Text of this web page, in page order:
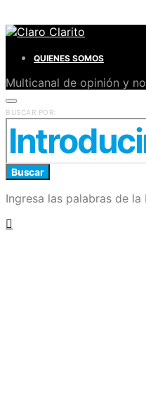
QUIENES SOMOS
Multicanal de opinión y
BUSCAR POR:
Buscar
Ingresa las palabras de